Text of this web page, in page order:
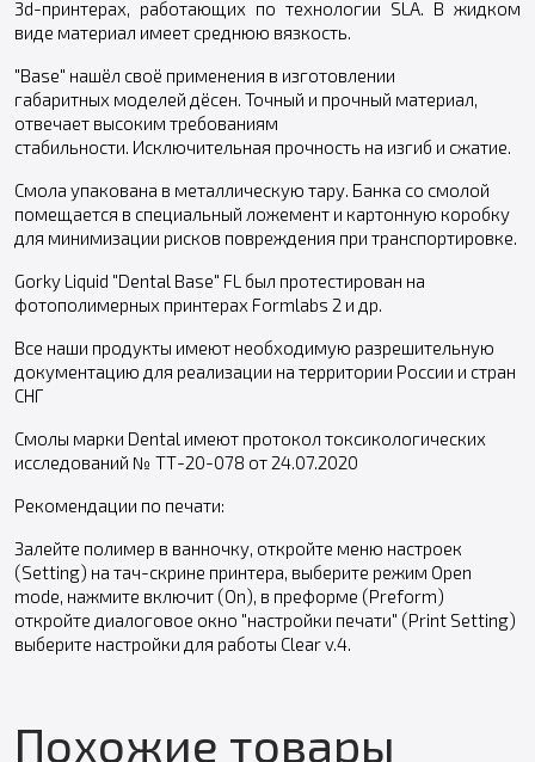
3d-принтерах, работающих по технологии SLA. В жидком
виде материал имеет среднюю вязкость.
"Base" нашёл своё применения в изготовлении
габаритных моделей дёсен. Точный и прочный материал,
отвечает высоким требованиям
стабильности. Исключительная прочность на изгиб и сжатие.
Смола упакована в металлическую тару. Банка со смолой
помещается в специальный ложемент и картонную коробку
для минимизации рисков повреждения при транспортировке.
Gorky Liquid "Dental Base" FL был протестирован на
фотополимерных принтерах Formlabs 2 и др.
Все наши продукты имеют необходимую разрешительную
документацию для реализации на территории России и стран
СНГ
Смолы марки Dental имеют протокол токсикологических
исследований № ТТ-20-078 от 24.07.2020
Рекомендации по печати:
Залейте полимер в ванночку, откройте меню настроек
(Setting) на тач-скрине принтера, выберите режим Open
mode, нажмите включит (On), в преформе (Preform)
откройте диалоговое окно "настройки печати" (Print Setting)
выберите настройки для работы Clear v.4.
Похожие товары